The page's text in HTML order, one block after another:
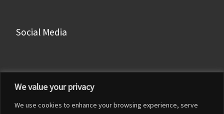
We value your privacy
We use cookies to enhance your browsing experience, serve
Social Media
Facebook
LinkedIn